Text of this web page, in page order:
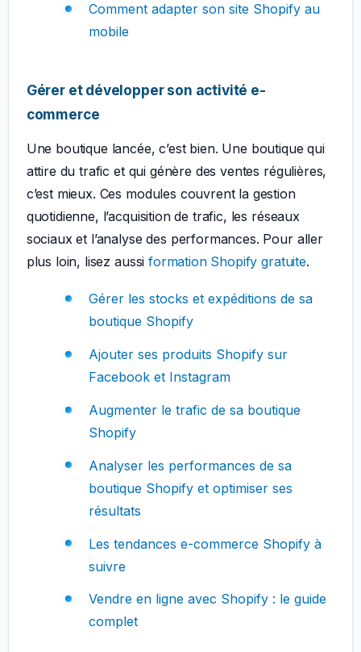
Comment adapter son site Shopify au
mobile
Gérer et développer son activité e-
commerce
Une boutique lancée, c’est bien. Une boutique qui
attire du trafic et qui génère des ventes régulières,
c’est mieux. Ces modules couvrent la gestion
quotidienne, l’acquisition de trafic, les réseaux
sociaux et l’analyse des performances. Pour aller
plus loin, lisez aussiformation Shopify gratuite.
Gérer les stocks et expéditions de sa
boutique Shopify
Ajouter ses produits Shopify sur
Facebook et Instagram
Augmenter le trafic de sa boutique
Shopify
Analyser les performances de sa
boutique Shopify et optimiser ses
résultats
Les tendances e-commerce Shopify à
suivre
Vendre en ligne avec Shopify : le guide
complet